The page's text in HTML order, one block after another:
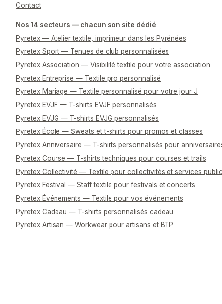
Contact
Nos 14 secteurs — chacun son site dédié
Pyretex — Atelier textile, imprimeur dans les Pyrénées
Pyretex Sport — Tenues de club personnalisées
Pyretex Association — Visibilité textile pour votre association
Pyretex Entreprise — Textile pro personnalisé
Pyretex Mariage — Textile personnalisé pour votre jour J
Pyretex EVJF — T-shirts EVJF personnalisés
Pyretex EVJG — T-shirts EVJG personnalisés
Pyretex École — Sweats et t-shirts pour promos et classes
Pyretex Anniversaire — T-shirts personnalisés pour
Pyretex Course — T-shirts techniques pour courses et trails
Pyretex Collectivité — Textile pour collectivités et services
Pyretex Festival — Staff textile pour festivals et concerts
Pyretex Événements — Textile pour vos événements
Pyretex Cadeau — T-shirts personnalisés cadeau
Pyretex Artisan — Workwear pour artisans et BTP